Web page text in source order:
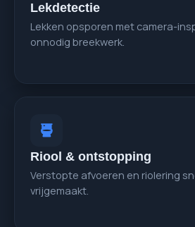
Lekdetectie
Lekken opsporen met camera-
onnodig breekwerk.
Riool & ontstopping
Verstopte afvoeren en riolering
vrijgemaakt.